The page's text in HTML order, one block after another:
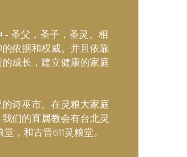
- 圣父，圣子，圣灵。相
依据和权威。并且依靠
成长，建立健康的家庭
诗巫市。在灵粮大家庭
们的直属教会有台北灵
，和古晋611灵粮堂。